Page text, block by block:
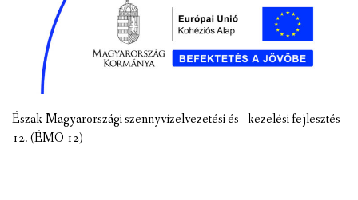
Észak-Magyarországi szennyvízelvezetési és –kezelési fejlesztés
12. (ÉMO 12)